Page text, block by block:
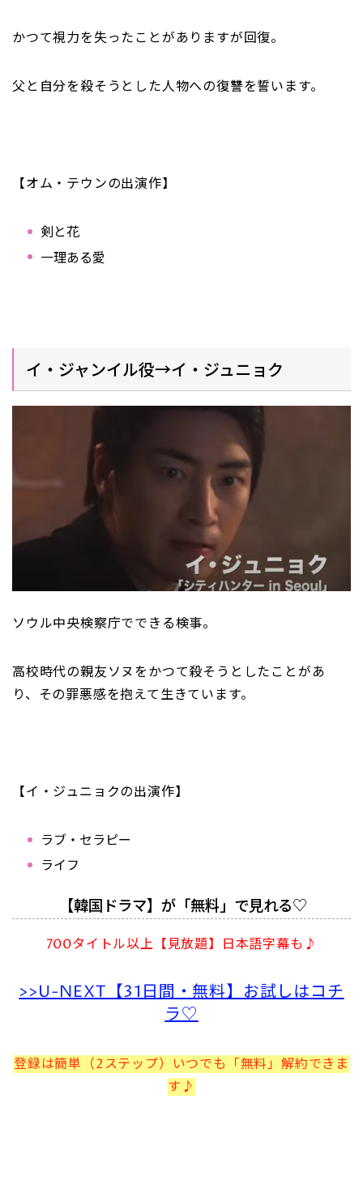
かつて視力を失ったことがありますが回復。
父と自分を殺そうとした人物への復讐を誓います。
【オム・テウンの出演作】
剣と花
一理ある愛
イ・ジャンイル役→イ・ジュニョク
ソウル中央検察庁でできる検事。
高校時代の親友ソヌをかつて殺そうとしたことがあ
り、その罪悪感を抱えて生きています。
【イ・ジュニョクの出演作】
ラブ・セラピー
ライフ
【韓国ドラマ】が「無料」で見れる♡
700タイトル以上【見放題】日本語字幕も♪
>>U-NEXT【31日間・無料】お試しはコチ
ラ♡
登録は簡単（2ステップ）いつでも「無料」解約できま
す♪